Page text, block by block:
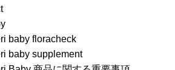
baby floracheck
baby supplement